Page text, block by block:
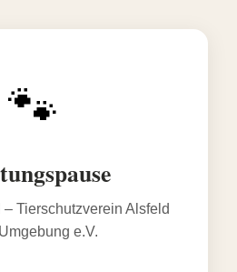
🐾
Tierschutzverein Alsfeld
e.V.